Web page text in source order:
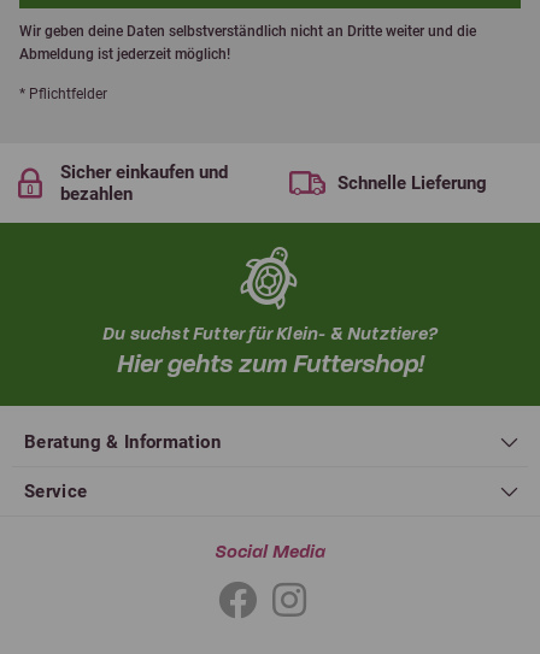
Wir geben deine Daten selbstverständlich nicht an Dritte weiter und die
Abmeldung ist jederzeit möglich!
* Pflichtfelder
Sicher einkaufen und
bezahlen
Schnelle Lieferung
Du suchst Futter für Klein- & Nutztiere?
Hier gehts zum Futtershop!
Beratung & Information
Service
Social Media